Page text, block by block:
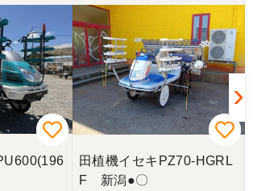
したありがとうございます
池松広
コンバイン購入に際しまして、納品日に
ご配慮頂き誠にありがとうございまし
助かりました。
田植機イセキPZ70-HGRL
F 新潟●〇